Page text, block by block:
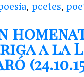
, poetes,
a la